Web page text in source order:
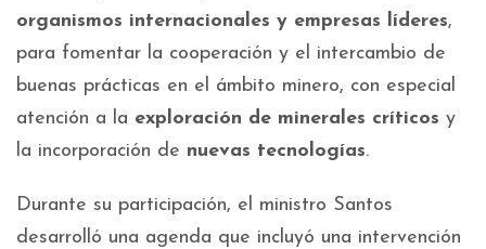
organismos internacionales y empresas líderes,
para fomentar la cooperación y el intercambio de
buenas prácticas en el ámbito minero, con especial
atención a la exploración de minerales críticos y
la incorporación de nuevas tecnologías.
Durante su participación, el ministro Santos
desarrolló una agenda que incluyó una intervención